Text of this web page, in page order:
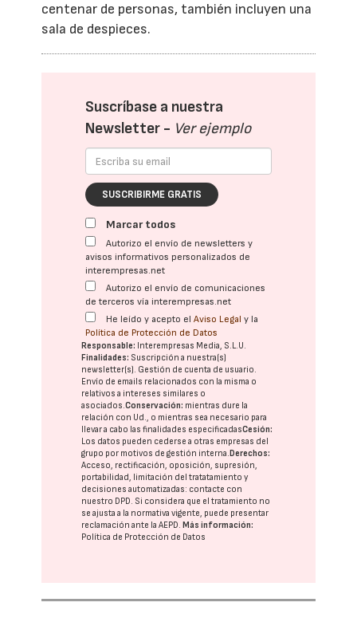
centenar de personas, también incluyen una
sala de despieces.
Suscríbase a nuestra
Newsletter - Ver ejemplo
SUSCRIBIRME GRATIS
Marcar todos
Autorizo el envío de newsletters y
avisos informativos personalizados de
interempresas.net
Autorizo el envío de comunicaciones
de terceros vía interempresas.net
He leído y acepto elAviso Legal y la
Política de Protección de Datos
Responsable: Interempresas Media, S.L.U.
Finalidades: Suscripción a nuestra(s)
newsletter(s). Gestión de cuenta de usuario.
Envío de emails relacionados con la misma o
relativos a intereses similares o
asociados.Conservación: mientras dure la
relación con Ud., o mientras sea necesario para
llevar a cabo las finalidades especificadasCesión:
Los datos pueden cederse a otras empresas del
grupo por motivos de gestión interna. Derechos:
Acceso, rectificación, oposición, supresión,
portabilidad, limitación del tratatamiento y
decisiones automatizadas: contacte con
nuestro DPD. Si considera que el tratamiento no
se ajusta a la normativa vigente, puede presentar
reclamación ante laAEPD. Más información:
Política de Protección de Datos